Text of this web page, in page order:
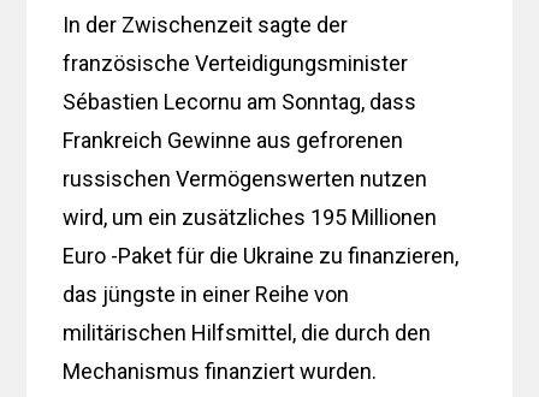
In der Zwischenzeit sagte der
französische Verteidigungsminister
Sébastien Lecornu am Sonntag, dass
Frankreich Gewinne aus gefrorenen
russischen Vermögenswerten nutzen
wird, um ein zusätzliches 195 Millionen
Euro -Paket für die Ukraine zu finanzieren,
das jüngste in einer Reihe von
militärischen Hilfsmittel, die durch den
Mechanismus finanziert wurden.